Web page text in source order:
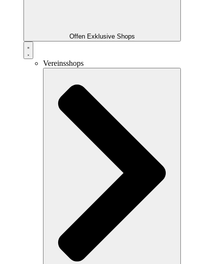
Offen Exklusive Shops
Vereinsshops